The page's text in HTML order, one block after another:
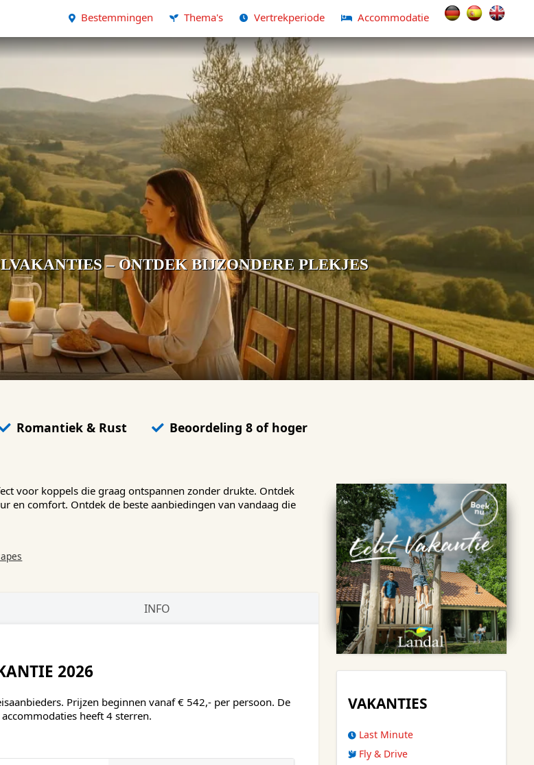
Selecteer de taal
Bestemmingen Thema's Vertrekperiode Accommodatie
– ONTDEK BIJZONDERE PLEKJES
Romantiek & Rust Beoordeling 8 of hoger
voor koppels die graag ontspannen zonder drukte. Ontdek
en comfort. Ontdek de beste aanbiedingen van vandaag die
INFO
2026
Prijzen beginnen vanaf € 542,- per persoon. De
heeft 4 sterren.
VAKANTIES
Last Minute
Fly & Drive